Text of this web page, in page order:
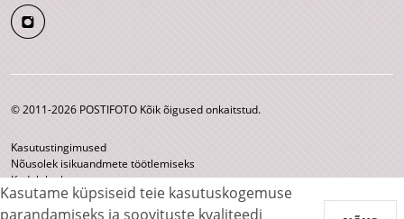
Kasutame küpsiseid teie kasutuskogemuse
parandamiseks ja soovituste kvaliteedi
© 2011-2026 POSTIFOTO Kõik õigused onkaitstud.
Kasutustingimused
Nõusolek isikuandmete töötlemiseks
Kodulehe kaart